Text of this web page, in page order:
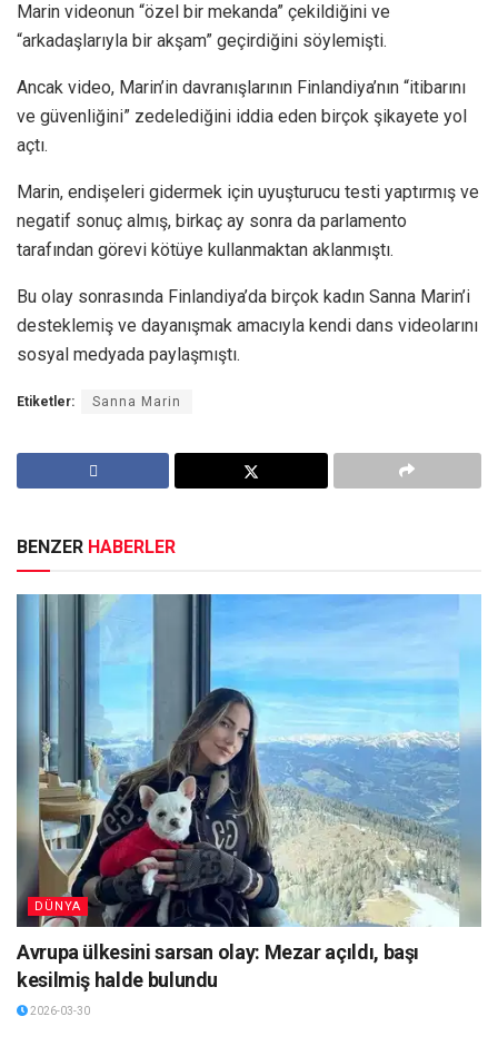
Marin videonun “özel bir mekanda” çekildiğini ve
“arkadaşlarıyla bir akşam” geçirdiğini söylemişti.
Ancak video, Marin’in davranışlarının Finlandiya’nın “itibarını
ve güvenliğini” zedelediğini iddia eden birçok şikayete yol
açtı.
Marin, endişeleri gidermek için uyuşturucu testi yaptırmış ve
negatif sonuç almış, birkaç ay sonra da parlamento
tarafından görevi kötüye kullanmaktan aklanmıştı.
Bu olay sonrasında Finlandiya’da birçok kadın Sanna Marin’i
desteklemiş ve dayanışmak amacıyla kendi dans videolarını
sosyal medyada paylaşmıştı.
Etiketler: Sanna Marin
BENZER HABERLER
DÜNYA
Avrupa ülkesini sarsan olay: Mezar açıldı, başı
kesilmiş halde bulundu
2026-03-30